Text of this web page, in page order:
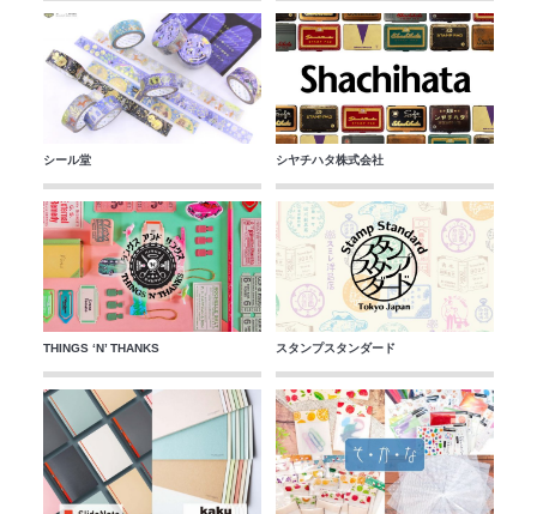
シール堂 シヤチハタ株式会社
THINGS ‘N’ THANKS スタンプスタンダード